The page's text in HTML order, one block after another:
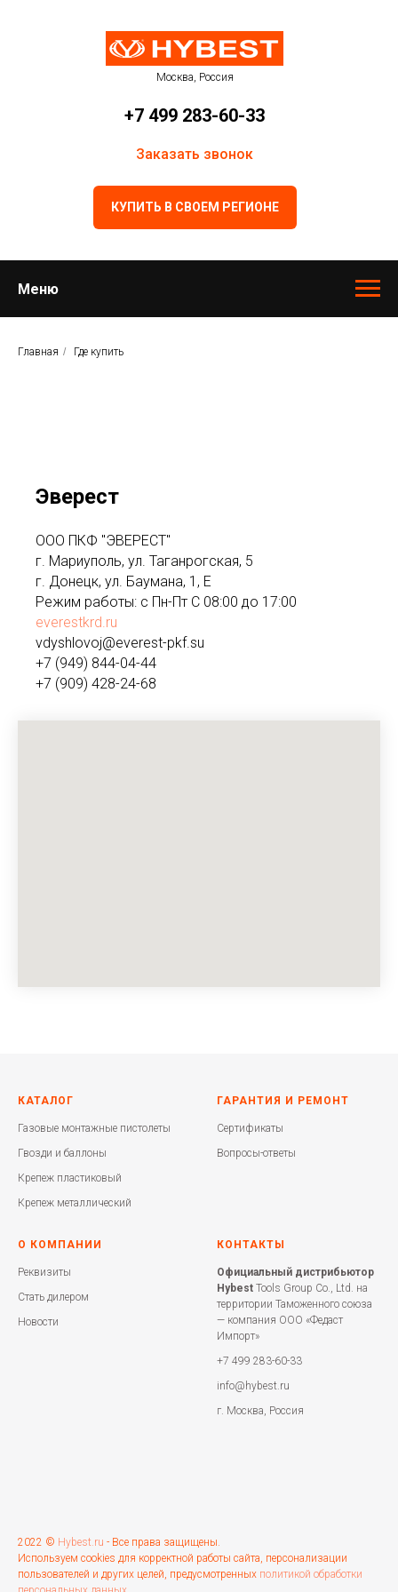
Москва, Россия
+7 499 283-60-33
Заказать звонок
КУПИТЬ В СВОЕМ РЕГИОНЕ
Меню
Главная / Где купить
Эверест
ООО ПКФ "ЭВЕРЕСТ"
г. Мариуполь, ул. Таганрогская, 5
г. Донецк, ул. Баумана, 1, Е
Режим работы: с Пн-Пт С 08:00 до 17:00
everestkrd.ru
vdyshlovoj@everest-pkf.su
+7 (949) 844-04-44
+7 (909) 428-24-68
КАТАЛОГ
Газовые монтажные пистолеты
Гвозди и баллоны
Крепеж пластиковый
Крепеж металлический
ГАРАНТИЯ И РЕМОНТ
Сертификаты
Вопросы-ответы
О КОМПАНИИ
Реквизиты
Стать дилером
Новости
КОНТАКТЫ
Официальный дистрибьютор
Hybest Tools Group Co., Ltd. на
территории Таможенного союза
— компания ООО «Федаст
Импорт»
+7 499 283-60-33
info@hybest.ru
г. Москва, Россия
2022 © Hybest.ru - Все права защищены.
Используем cookies для корректной работы сайта, персонализации
пользователей и других целей, предусмотренных политикой обработки